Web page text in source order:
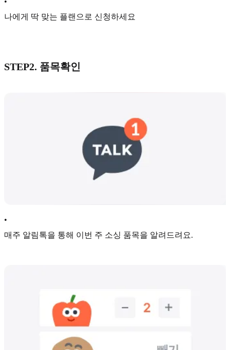
나에게 딱 맞는 플랜으로 신청하세요
STEP2. 품목확인
•
매주 알림톡을 통해 이번 주 소싱 품목을 알려드려요.